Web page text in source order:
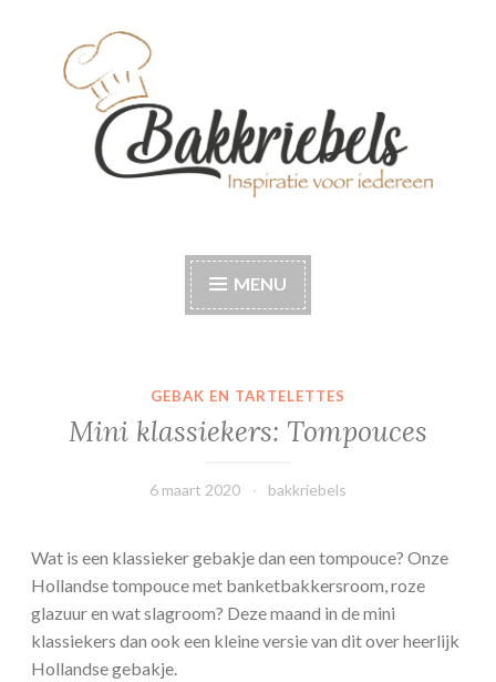
Bakkriebels
MENU
GEBAK EN TARTELETTES
Mini klassiekers: Tompouces
6 maart 2020 bakkriebels
Wat is een klassieker gebakje dan een tompouce? Onze
Hollandse tompouce met banketbakkersroom, roze
glazuur en wat slagroom? Deze maand in de mini
klassiekers dan ook een kleine versie van dit over heerlijk
Hollandse gebakje.